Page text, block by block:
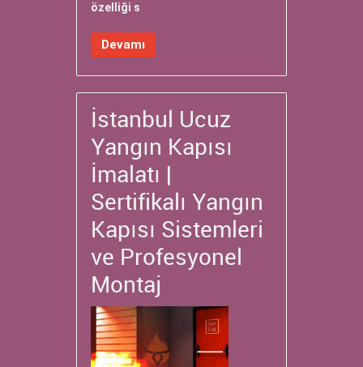
özelliği s
Devamı
İstanbul Ucuz
Yangın Kapısı
İmalatı |
Sertifikalı Yangın
Kapısı Sistemleri
ve Profesyonel
Montaj